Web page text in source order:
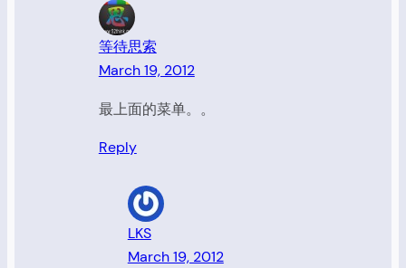
等待思索
March 19, 2012
最上面的菜单。。
Reply
LKS
March 19, 2012